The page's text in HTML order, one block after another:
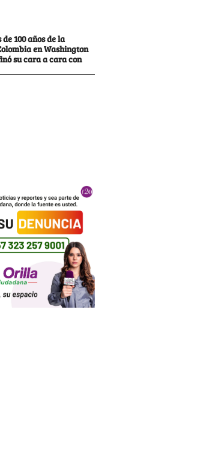
100 años de la
en Washington
su cara a cara con